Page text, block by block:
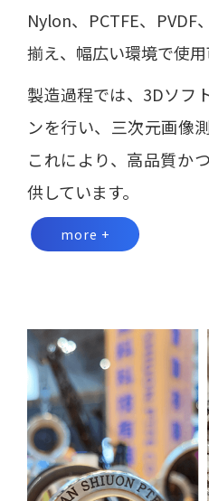
Nylon、PCTFE、PVDF
揃え、幅広い環境で使用
製造過程では、3Dソフ
ンを行い、三次元画像
これにより、高品質か
供しています。
more +